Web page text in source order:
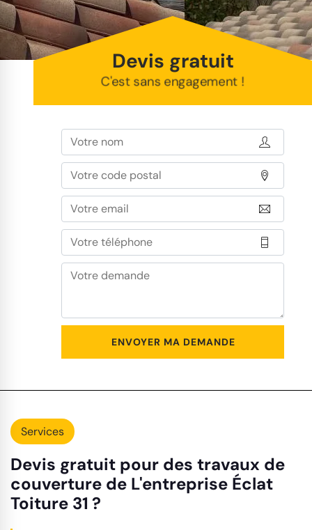
Devis gratuit
C'est sans engagement !
Services
Devis gratuit pour des travaux de
couverture de L'entreprise Éclat
Toiture 31 ?